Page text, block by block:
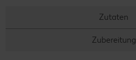
Zutaten
Zubereitung